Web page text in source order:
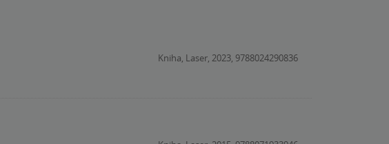
Kniha, Laser, 2023, 9788024290836